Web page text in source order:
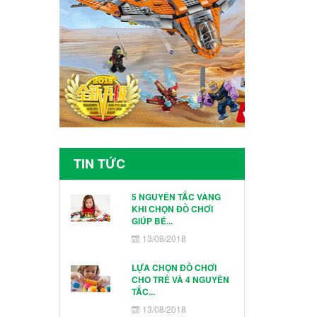
TIN TỨC
5 NGUYÊN TẮC VÀNG
KHI CHỌN ĐỒ CHƠI
GIÚP BÉ...
13/08/2018
LỰA CHỌN ĐỒ CHƠI
CHO TRẺ VÀ 4 NGUYÊN
TẮC...
13/08/2018